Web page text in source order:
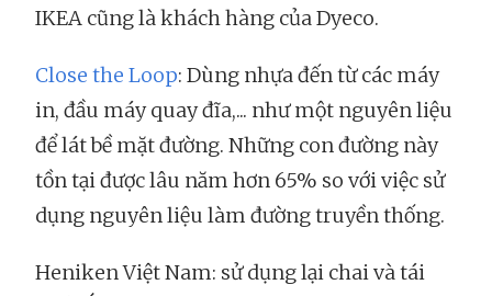
IKEA cũng là khách hàng của Dyeco.
Close the Loop: Dùng nhựa đến từ các máy
in, đầu máy quay đĩa,... như một nguyên liệu
để lát bề mặt đường. Những con đường này
tồn tại được lâu năm hơn 65% so với việc sử
dụng nguyên liệu làm đường truyền thống.
Heniken Việt Nam: sử dụng lại chai và tái